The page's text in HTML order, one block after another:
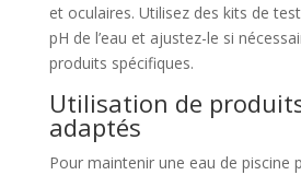
et oculaires. Utilisez des kits de
pH de l’eau et ajustez-le si
produits spécifiques.
Utilisation de
adaptés
Pour maintenir une eau de piscine